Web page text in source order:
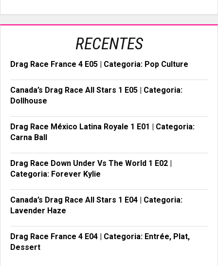
RECENTES
Drag Race France 4 E05 | Categoria: Pop Culture
Canada’s Drag Race All Stars 1 E05 | Categoria:
Dollhouse
Drag Race México Latina Royale 1 E01 | Categoria:
Carna Ball
Drag Race Down Under Vs The World 1 E02 |
Categoria: Forever Kylie
Canada’s Drag Race All Stars 1 E04 | Categoria:
Lavender Haze
Drag Race France 4 E04 | Categoria: Entrée, Plat,
Dessert